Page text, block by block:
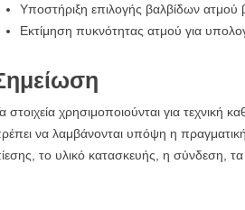
Υποστήριξη επιλογής βαλβίδων ατμού
Εκτίμηση πυκνότητας ατμού για
στοιχεία χρησιμοποιούνται για τεχνική
να λαμβάνονται υπόψη η
το υλικό κατασκευής, η σύνδεση,